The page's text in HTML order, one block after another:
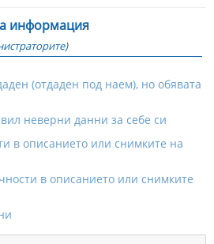
информация
(отдаден под наем), но обявата
неверни данни за себе си
в описанието или снимките на
в описанието или снимките